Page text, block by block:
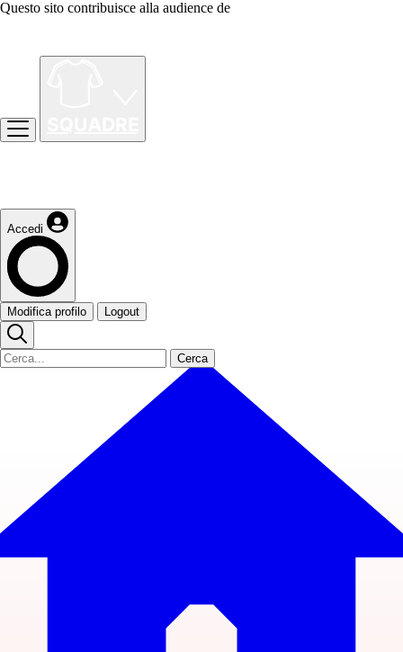
Questo sito contribuisce alla audience de
Accedi
Modifica profilo Logout
Cerca